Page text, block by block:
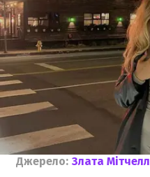
Джерело: Злата Мітчелл